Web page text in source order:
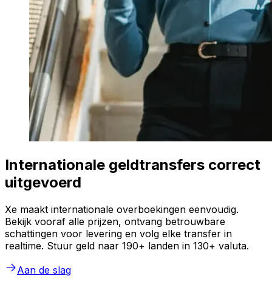
Internationale geldtransfers correct
uitgevoerd
Xe maakt internationale overboekingen eenvoudig.
Bekijk vooraf alle prijzen, ontvang betrouwbare
schattingen voor levering en volg elke transfer in
realtime. Stuur geld naar 190+ landen in 130+ valuta.
Aan de slag